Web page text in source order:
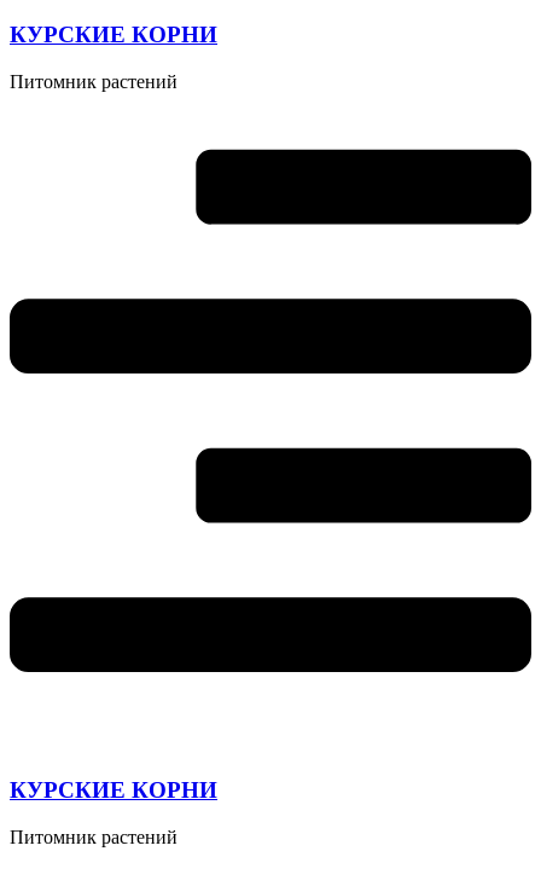
КУРСКИЕ КОРНИ
Питомник растений
КУРСКИЕ КОРНИ
Питомник растений